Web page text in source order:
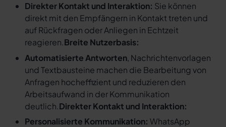
Direkter Kontakt und Interaktion: Sie können
direkt mit den Empfängern in Kontakt treten und
auf Rückfragen oder Anliegen in Echtzeit
reagieren.Breite Nutzerbasis:
Automatisierte Antworten, Nachrichtenvorlagen
und Textbausteine machen die Bearbeitung von
Anfragen hocheffizient und reduzieren den
Arbeitsaufwand in der Kommunikation
deutlich.Direkter Kontakt und Interaktion:
Personalisierte Kommunikation: WhatsApp